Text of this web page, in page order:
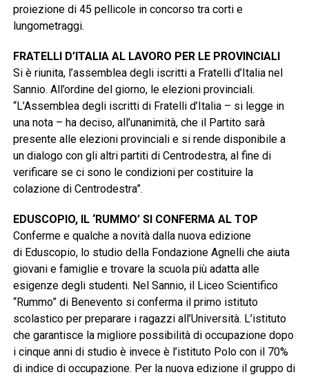
proiezione di 45 pellicole in concorso tra corti e
lungometraggi.
FRATELLI D’ITALIA AL LAVORO PER LE PROVINCIALI
Si è riunita, l’assemblea degli iscritti a Fratelli d’Italia nel
Sannio. All’ordine del giorno, le elezioni provinciali.
“L’Assemblea degli iscritti di Fratelli d’Italia – si legge in
una nota – ha deciso, all’unanimità, che il Partito sarà
presente alle elezioni provinciali e si rende disponibile a
un dialogo con gli altri partiti di Centrodestra, al fine di
verificare se ci sono le condizioni per costituire la
colazione di Centrodestra”.
EDUSCOPIO, IL ‘RUMMO’ SI CONFERMA AL TOP
Conferme e qualche a novità dalla nuova edizione
di Eduscopio, lo studio della Fondazione Agnelli che aiuta
giovani e famiglie e trovare la scuola più adatta alle
esigenze degli studenti. Nel Sannio, il Liceo Scientifico
“Rummo” di Benevento si conferma il primo istituto
scolastico per preparare i ragazzi all’Università. L’istituto
che garantisce la migliore possibilità di occupazione dopo
i cinque anni di studio è invece è l’istituto Polo con il 70%
di indice di occupazione. Per la nuova edizione il gruppo di